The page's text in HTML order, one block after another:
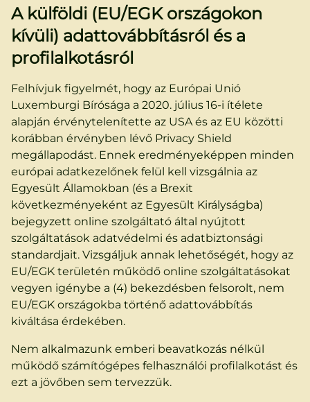
A külföldi (EU/EGK országokon
kívüli) adattovábbításról és a
profilalkotásról
Felhívjuk figyelmét, hogy az Európai Unió
Luxemburgi Bírósága a 2020. július 16-i ítélete
alapján érvénytelenítette az USA és az EU közötti
korábban érvényben lévő Privacy Shield
megállapodást. Ennek eredményeképpen minden
európai adatkezelőnek felül kell vizsgálnia az
Egyesült Államokban (és a Brexit
következményeként az Egyesült Királyságba)
bejegyzett online szolgáltató által nyújtott
szolgáltatások adatvédelmi és adatbiztonsági
standardjait. Vizsgáljuk annak lehetőségét, hogy az
EU/EGK területén működő online szolgáltatásokat
vegyen igénybe a (4) bekezdésben felsorolt, nem
EU/EGK országokba történő adattovábbítás
kiváltása érdekében.
Nem alkalmazunk emberi beavatkozás nélkül
működő számítógépes felhasználói profilalkotást és
ezt a jövőben sem tervezzük.